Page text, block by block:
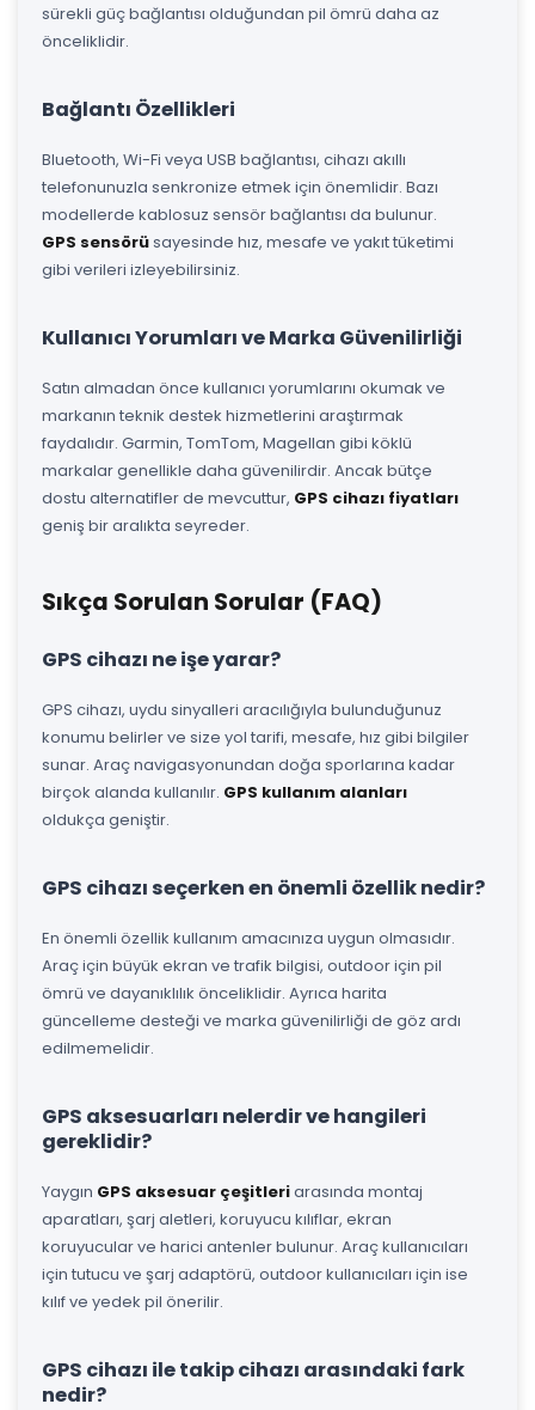
sürekli güç bağlantısı olduğundan pil ömrü daha az
önceliklidir.
Bağlantı Özellikleri
Bluetooth, Wi-Fi veya USB bağlantısı, cihazı akıllı
telefonunuzla senkronize etmek için önemlidir. Bazı
modellerde kablosuz sensör bağlantısı da bulunur.
GPS sensörüsayesinde hız, mesafe ve yakıt tüketimi
gibi verileri izleyebilirsiniz.
Kullanıcı Yorumları ve Marka Güvenilirliği
Satın almadan önce kullanıcı yorumlarını okumak ve
markanın teknik destek hizmetlerini araştırmak
faydalıdır. Garmin, TomTom, Magellan gibi köklü
markalar genellikle daha güvenilirdir. Ancak bütçe
dostu alternatifler de mevcuttur, GPS cihazı fiyatları
geniş bir aralıkta seyreder.
Sıkça Sorulan Sorular (FAQ)
GPS cihazı ne işe yarar?
GPS cihazı, uydu sinyalleri aracılığıyla bulunduğunuz
konumu belirler ve size yol tarifi, mesafe, hız gibi bilgiler
sunar. Araç navigasyonundan doğa sporlarına kadar
birçok alanda kullanılır. GPS kullanım alanları
oldukça geniştir.
GPS cihazı seçerken en önemli özellik nedir?
En önemli özellik kullanım amacınıza uygun olmasıdır.
Araç için büyük ekran ve trafik bilgisi, outdoor için pil
ömrü ve dayanıklılık önceliklidir. Ayrıca harita
güncelleme desteği ve marka güvenilirliği de göz ardı
edilmemelidir.
GPS aksesuarları nelerdir ve hangileri
gereklidir?
Yaygın GPS aksesuar çeşitleriarasında montaj
aparatları, şarj aletleri, koruyucu kılıflar, ekran
koruyucular ve harici antenler bulunur. Araç kullanıcıları
için tutucu ve şarj adaptörü, outdoor kullanıcıları için ise
kılıf ve yedek pil önerilir.
GPS cihazı ile takip cihazı arasındaki fark
nedir?